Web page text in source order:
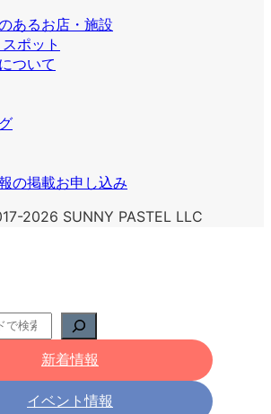
あるお店・施設
ポット
ついて
の掲載お申し込み
2026 SUNNY PASTEL LLC
新着情報
イベント情報